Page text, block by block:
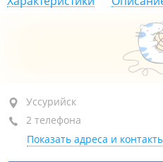
Уссурийск, ул. Чичерина, 79
1-й этаж
+7 914 711-80-70
Уссурийск
2 телефона
Показать адреса и